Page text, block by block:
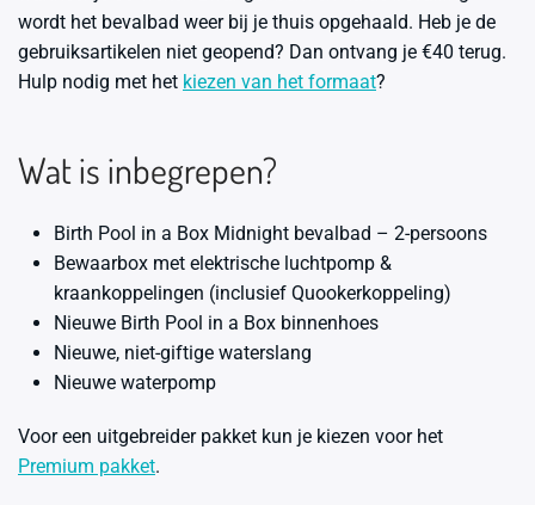
wordt het bevalbad weer bij je thuis opgehaald. Heb je de
gebruiksartikelen niet geopend? Dan ontvang je €40 terug.
Hulp nodig met het kiezen van het formaat?
Wat is inbegrepen?
Birth Pool in a Box Midnight bevalbad – 2-persoons
Bewaarbox met elektrische luchtpomp &
kraankoppelingen (inclusief Quookerkoppeling)
Nieuwe Birth Pool in a Box binnenhoes
Nieuwe, niet-giftige waterslang
Nieuwe waterpomp
Voor een uitgebreider pakket kun je kiezen voor het
Premium pakket.